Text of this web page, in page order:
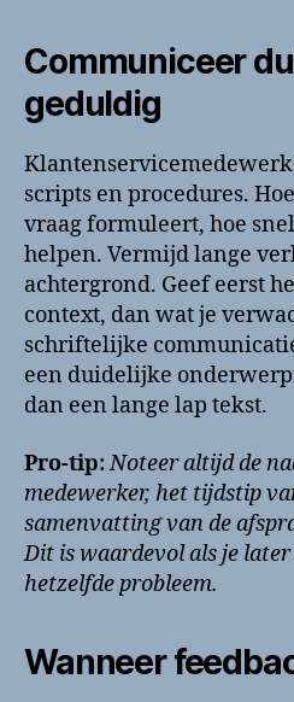
Communiceer
geduldig
scripts en procedures.
vraag formuleert, hoe
helpen. Vermijd lange
achtergrond. Geef eerst
context, dan wat je
schriftelijke
een duidelijke
dan een lange lap tekst.
Pro-tip:Noteer altijd de
medewerker, het tijdstip
samenvatting van de
Dit is waardevol als je
hetzelfde probleem.
Wanneer